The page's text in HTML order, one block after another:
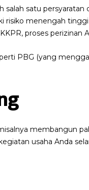
salah satu
risiko menengah
proses perizinan
PBG (yang
membangun
usaha Anda